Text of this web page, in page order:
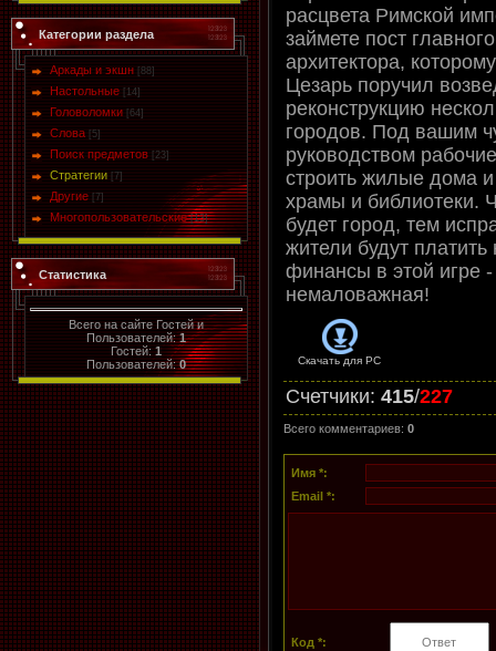
Категории раздела
Аркады и экшн [88]
Настольные [14]
Головоломки [64]
Слова [5]
Поиск предметов [23]
Стратегии [7]
Другие [7]
Многопользовательские [13]
Статистика
Всего на сайте Гостей и
Пользователей:1
Гостей:1
Пользователей:0
расцвета Римской
займете пост главного
архитектора,
Цезарь поручил
реконструкцию
городов. Под вашим
руководством
строить жилые дома
храмы и библиотеки.
будет город, тем
жители будут платить
финансы в этой игре
немаловажная!
Скачать для PC
Счетчики: 415/227
Всего комментариев: 0
Имя *:
Email *:
Код *: